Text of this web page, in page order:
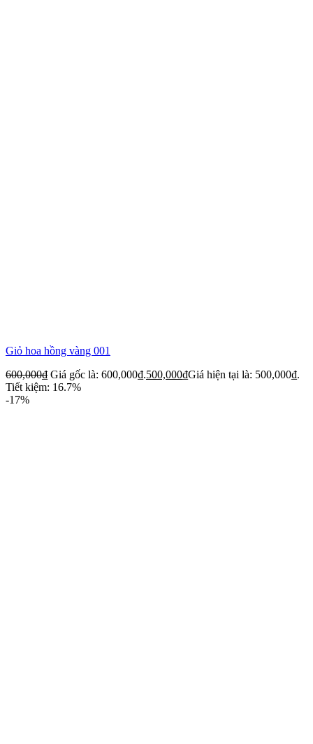
Giỏ hoa hồng vàng 001
600,000₫ Giá gốc là: 600,000₫.500,000₫Giá hiện tại là: 500,000₫.
Tiết kiệm: 16.7%
-17%